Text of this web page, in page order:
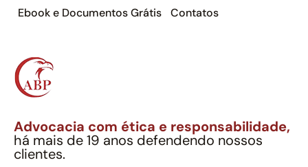
Ebook e Documentos Grátis
Contatos
Advocacia com ética e responsabilidade,
há mais de 19 anos defendendo nossos
clientes.